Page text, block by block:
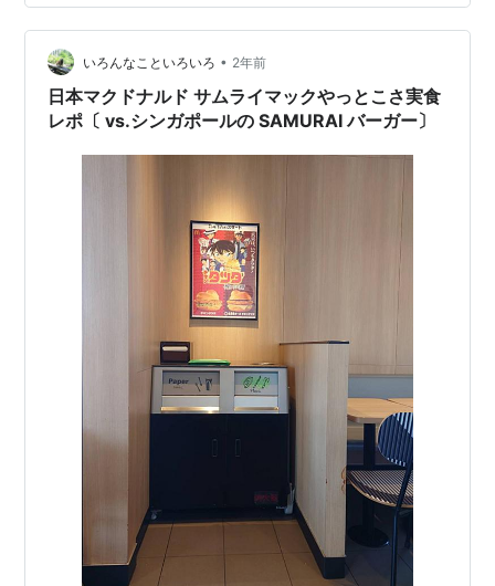
いろんなこといろいろ • 2年前
日本マクドナルド サムライマックやっとこさ実食
レポ〔 vs.シンガポールの SAMURAI バーガー〕